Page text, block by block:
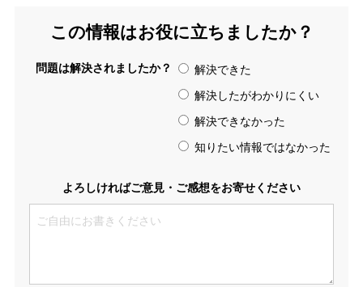
この情報はお役に立ちましたか？
問題は解決されましたか？
解決できた
解決したがわかりにくい
解決できなかった
知りたい情報ではなかった
よろしければご意見・ご感想をお寄せください